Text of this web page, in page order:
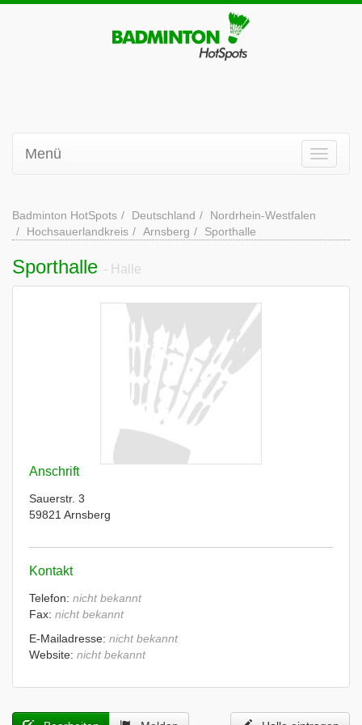
Menü
Badminton HotSpots Deutschland
Nordrhein-Westfalen
Hochsauerlandkreis
Arnsberg Sporthalle
Sporthalle - Halle
Anschrift
Sauerstr. 3
59821 Arnsberg
Kontakt
Telefon: nicht bekannt
Fax: nicht bekannt
E-Mailadresse: nicht bekannt
Website: nicht bekannt